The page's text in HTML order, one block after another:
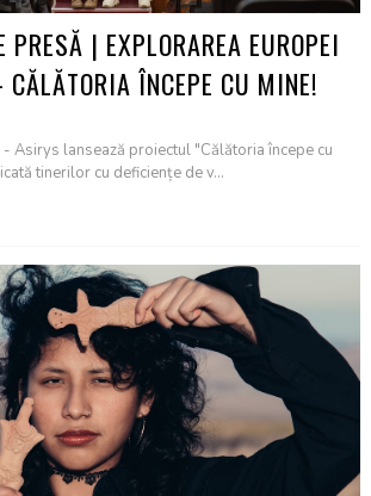
PRESĂ | EXPLORAREA EUROPEI
CĂLĂTORIA ÎNCEPE CU MINE!
Asirys lansează proiectul "Călătoria începe cu
tinerilor cu deficiențe de v...